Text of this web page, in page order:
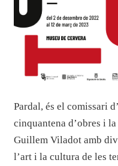
Pardal, és el comissari
cinquantena d’obres i
Guillem Viladot amb
l’art i la cultura de les